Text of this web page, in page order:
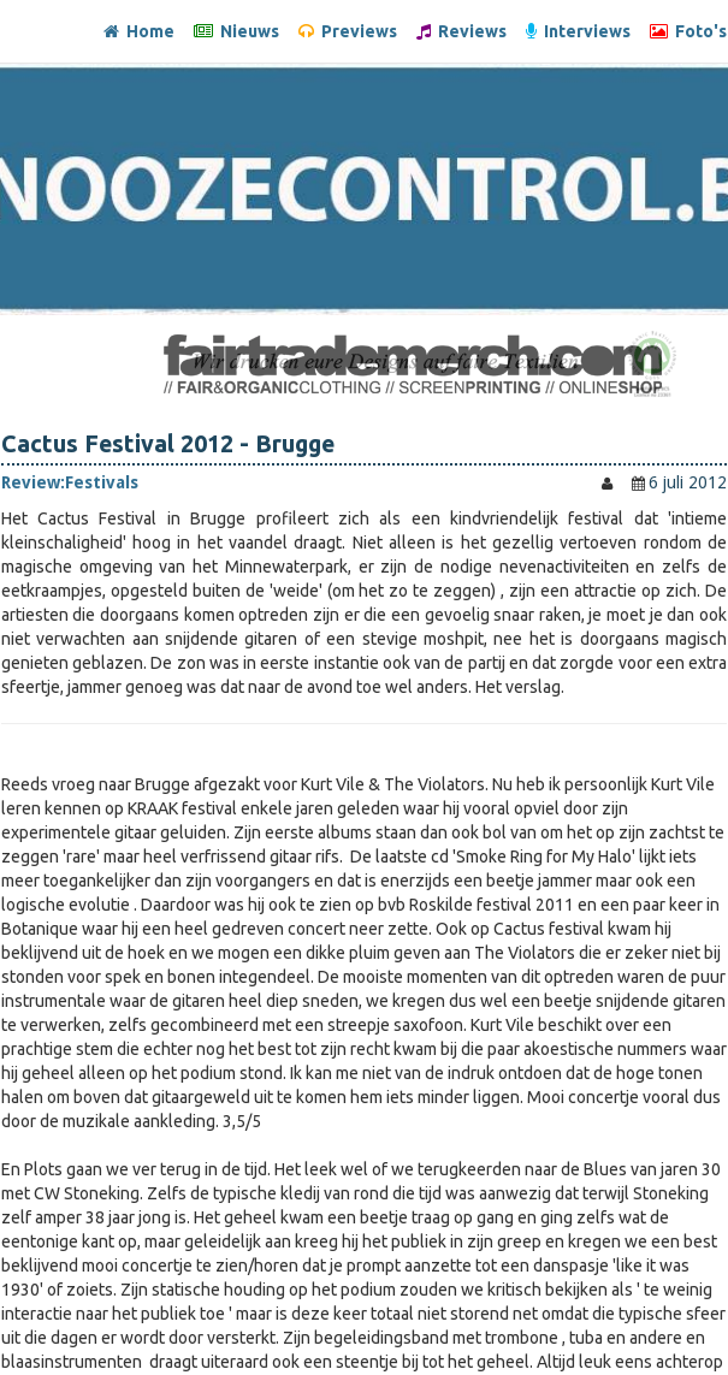
Home Nieuws Previews Reviews Interviews Foto's
Cactus Festival 2012 - Brugge
Review:Festivals
6 juli 2012
Het Cactus Festival in Brugge profileert zich als een kindvriendelijk festival dat 'intieme
kleinschaligheid' hoog in het vaandel draagt. Niet alleen is het gezellig vertoeven rondom de
magische omgeving van het Minnewaterpark, er zijn de nodige nevenactiviteiten en zelfs de
eetkraampjes, opgesteld buiten de 'weide' (om het zo te zeggen) , zijn een attractie op zich. De
artiesten die doorgaans komen optreden zijn er die een gevoelig snaar raken, je moet je dan ook
niet verwachten aan snijdende gitaren of een stevige moshpit, nee het is doorgaans magisch
genieten geblazen. De zon was in eerste instantie ook van de partij en dat zorgde voor een extra
sfeertje, jammer genoeg was dat naar de avond toe wel anders. Het verslag.
Reeds vroeg naar Brugge afgezakt voor Kurt Vile & The Violators. Nu heb ik persoonlijk Kurt Vile
leren kennen op KRAAK festival enkele jaren geleden waar hij vooral opviel door zijn
experimentele gitaar geluiden. Zijn eerste albums staan dan ook bol van om het op zijn zachtst te
zeggen 'rare' maar heel verfrissend gitaar rifs. De laatste cd 'Smoke Ring for My Halo' lijkt iets
meer toegankelijker dan zijn voorgangers en dat is enerzijds een beetje jammer maar ook een
logische evolutie . Daardoor was hij ook te zien op bvb Roskilde festival 2011 en een paar keer in
Botanique waar hij een heel gedreven concert neer zette. Ook op Cactus festival kwam hij
beklijvend uit de hoek en we mogen een dikke pluim geven aan The Violators die er zeker niet bij
stonden voor spek en bonen integendeel. De mooiste momenten van dit optreden waren de puur
instrumentale waar de gitaren heel diep sneden, we kregen dus wel een beetje snijdende gitaren
te verwerken, zelfs gecombineerd met een streepje saxofoon. Kurt Vile beschikt over een
prachtige stem die echter nog het best tot zijn recht kwam bij die paar akoestische nummers waar
hij geheel alleen op het podium stond. Ik kan me niet van de indruk ontdoen dat de hoge tonen
halen om boven dat gitaargeweld uit te komen hem iets minder liggen. Mooi concertje vooral dus
door de muzikale aankleding. 3,5/5
En Plots gaan we ver terug in de tijd. Het leek wel of we terugkeerden naar de Blues van jaren 30
met CW Stoneking. Zelfs de typische kledij van rond die tijd was aanwezig dat terwijl Stoneking
zelf amper 38 jaar jong is. Het geheel kwam een beetje traag op gang en ging zelfs wat de
eentonige kant op, maar geleidelijk aan kreeg hij het publiek in zijn greep en kregen we een best
beklijvend mooi concertje te zien/horen dat je prompt aanzette tot een danspasje 'like it was
1930' of zoiets. Zijn statische houding op het podium zouden we kritisch bekijken als ' te weinig
interactie naar het publiek toe ' maar is deze keer totaal niet storend net omdat die typische sfeer
uit die dagen er wordt door versterkt. Zijn begeleidingsband met trombone , tuba en andere en
blaasinstrumenten draagt uiteraard ook een steentje bij tot het geheel. Altijd leuk eens achterop